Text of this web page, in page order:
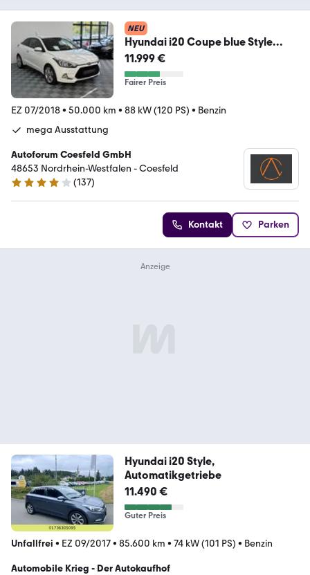
NEU
Hyundai i20 Coupe blue Style
Zustand & Historie perfekt
11.999 €
Fairer Preis
EZ 07/2018• 50.000 km • 88 kW (120 PS) • Benzin
mega Ausstattung
Autoforum Coesfeld GmbH
48653 Nordrhein-Westfalen - Coesfeld
4.2 Sterne
(137)
Kontakt Parken
Hyundai i20 Style,
Automatikgetriebe
11.490 €
Guter Preis
Unfallfrei • EZ 09/2017• 85.600 km • 74 kW (101 PS) • Benzin
Automobile Krieg - Der Autokaufhof